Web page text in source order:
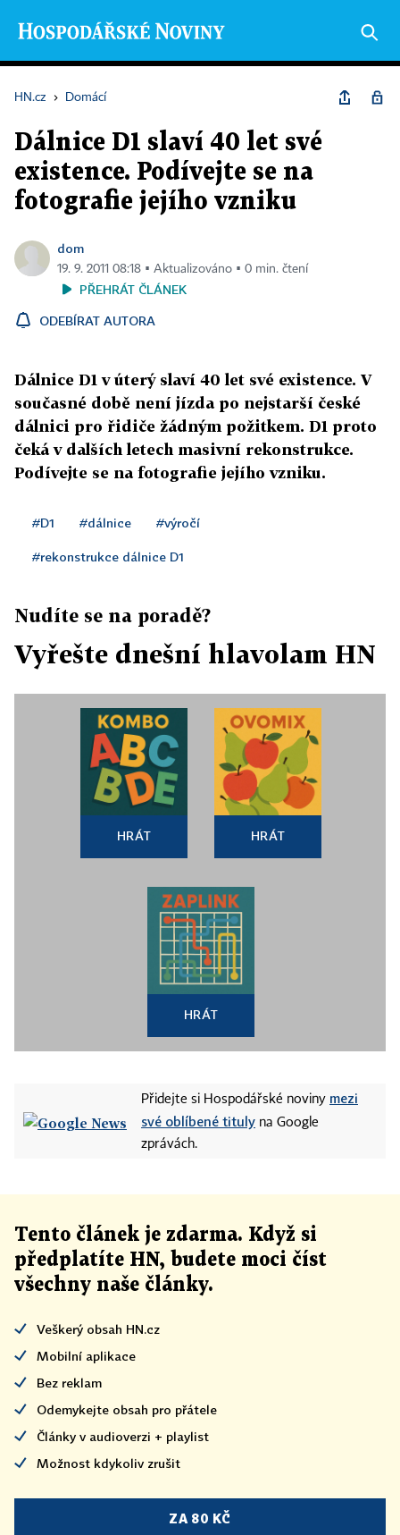
HN.cz › Domácí
Dálnice D1 slaví 40 let své
existence. Podívejte se na
fotografie jejího vzniku
dom
19. 9. 2011 08:18 ▪ Aktualizováno ▪ 0 min. čtení
PŘEHRÁT ČLÁNEK
ODEBÍRAT AUTORA
Dálnice D1 v úterý slaví 40 let své existence. V
současné době není jízda po nejstarší české
dálnici pro řidiče žádným požitkem. D1 proto
čeká v dalších letech masivní rekonstrukce.
Podívejte se na fotografie jejího vzniku.
#D1 #dálnice #výročí
#rekonstrukce dálnice D1
Nudíte se na poradě?
Vyřešte dnešní hlavolam HN
HRÁT HRÁT
HRÁT
Přidejte si Hospodářské noviny mezi
své oblíbené tituly na Google
zprávách.
Tento článek je zdarma. Když si
předplatíte HN, budete moci číst
všechny naše články.
Veškerý obsah HN.cz
Mobilní aplikace
Bez reklam
Odemykejte obsah pro přátele
Články v audioverzi + playlist
Možnost kdykoliv zrušit
ZA 80 KČ